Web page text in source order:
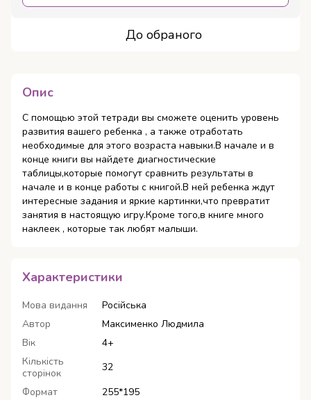
До обраного
Опис
С помощью этой тетради вы сможете оценить уровень
развития вашего ребенка , а также отработать
необходимые для этого возраста навыки.В начале и в
конце книги вы найдете диагностические
таблицы,которые помогут сравнить результаты в
начале и в конце работы с книгой.В ней ребенка ждут
интересные задания и яркие картинки,что превратит
занятия в настоящую игру.Кроме того,в книге много
наклеек , которые так любят малыши.
Характеристики
Мова видання
Російська
Автор
Максименко Людмила
Вік
4+
Кількість
сторінок
32
Формат
255*195